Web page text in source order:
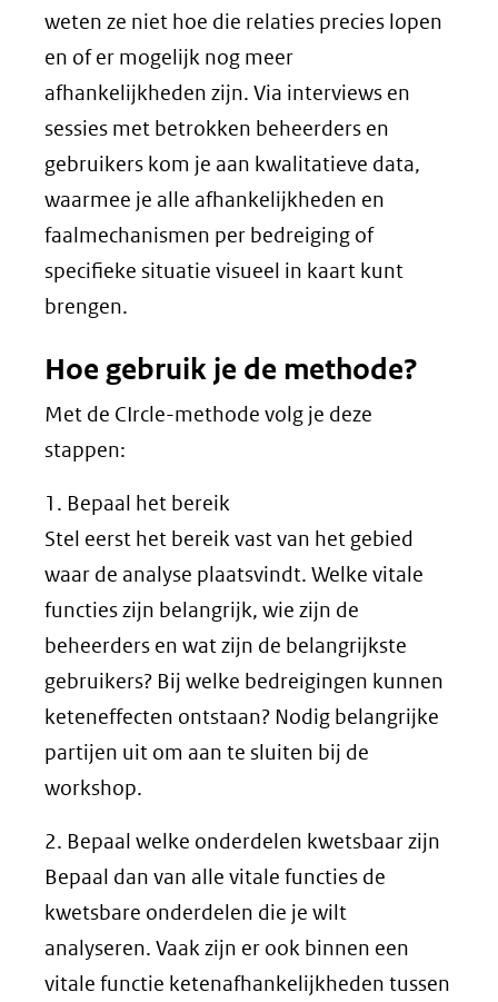
weten ze niet hoe die relaties precies lopen
en of er mogelijk nog meer
afhankelijkheden zijn. Via interviews en
sessies met betrokken beheerders en
gebruikers kom je aan kwalitatieve data,
waarmee je alle afhankelijkheden en
faalmechanismen per bedreiging of
specifieke situatie visueel in kaart kunt
brengen.
Hoe gebruik je de methode?
Met de CIrcle-methode volg je deze
stappen:
1. Bepaal het bereik
Stel eerst het bereik vast van het gebied
waar de analyse plaatsvindt. Welke vitale
functies zijn belangrijk, wie zijn de
beheerders en wat zijn de belangrijkste
gebruikers? Bij welke bedreigingen kunnen
keteneffecten ontstaan? Nodig belangrijke
partijen uit om aan te sluiten bij de
workshop.
2. Bepaal welke onderdelen kwetsbaar zijn
Bepaal dan van alle vitale functies de
kwetsbare onderdelen die je wilt
analyseren. Vaak zijn er ook binnen een
vitale functie ketenafhankelijkheden tussen